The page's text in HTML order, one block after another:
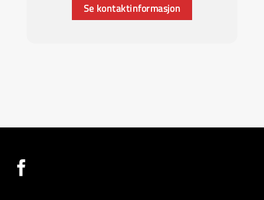
Se kontaktinformasjon